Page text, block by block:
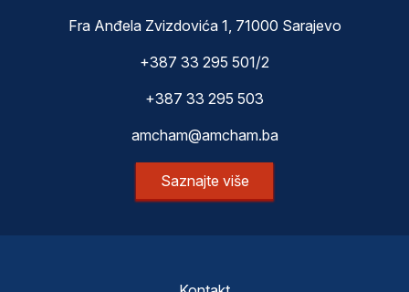
Fra Anđela Zvizdovića 1, 71000 Sarajevo
+387 33 295 501/2
+387 33 295 503
amcham@amcham.ba
Saznajte više